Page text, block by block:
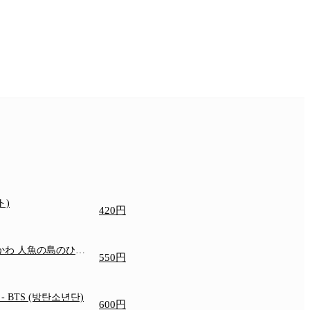
)
420円
人魚の島のひみ
550円
- BTS (방탄소년단)
600円